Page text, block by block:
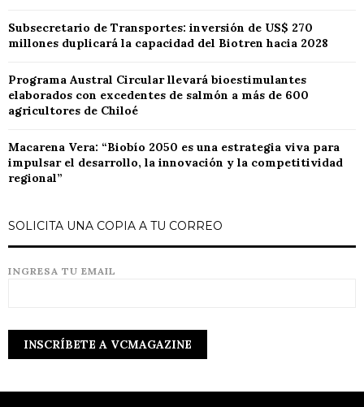
Subsecretario de Transportes: inversión de US$ 270
millones duplicará la capacidad del Biotren hacia 2028
Programa Austral Circular llevará bioestimulantes
elaborados con excedentes de salmón a más de 600
agricultores de Chiloé
Macarena Vera: “Biobío 2050 es una estrategia viva para
impulsar el desarrollo, la innovación y la competitividad
regional”
SOLICITA UNA COPIA A TU CORREO
INGRESA TU EMAIL